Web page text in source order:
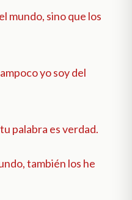
mundo, sino que los
yo soy del
palabra es verdad.
también los he